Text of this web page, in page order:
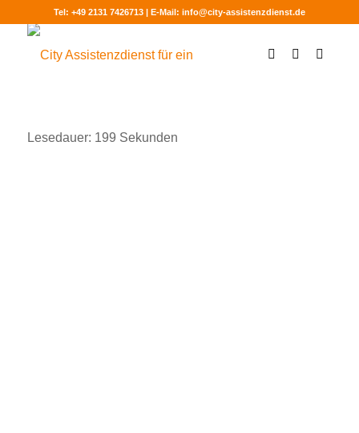
Tel: +49 2131 7426713 | E-Mail: info@city-assistenzdienst.de
Lesedauer: 199 Sekunden